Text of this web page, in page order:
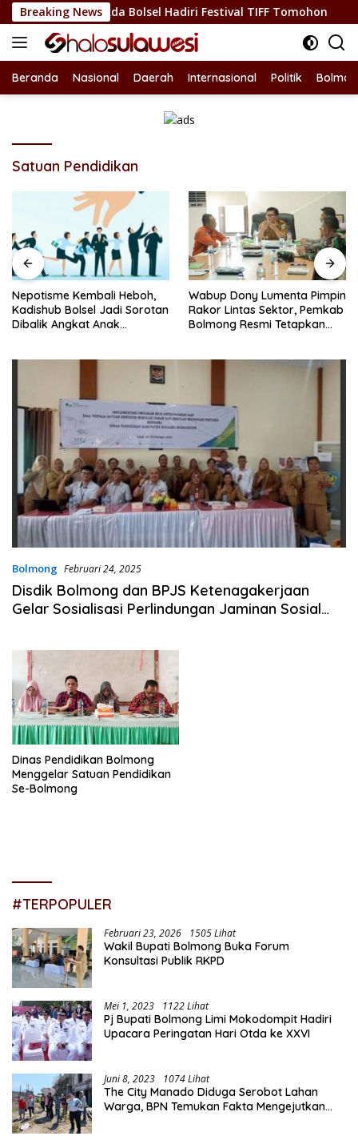
Langsung
ke
konten
Breaking News
Sekda Bolsel Hadiri Festival TIFF Tomohon
Beranda Nasional Daerah Internasional Politik
Satuan Pendidikan
Nepotisme Kembali Heboh,
Kadishub Bolsel Jadi Sorotan
Dibalik Angkat Anak
Wabup Dony Lumenta Pimpin
Rakor Lintas Sektor, Pemkab
Bolmong Resmi Tetapkan
Bolmong Februari 24, 2025
Disdik Bolmong dan BPJS Ketenagakerjaan
Gelar Sosialisasi Perlindungan Jaminan Sosial
Dinas Pendidikan Bolmong
Menggelar Satuan Pendidikan
Se-Bolmong
#TERPOPULER
Februari 23, 2026 1505 Lihat
Wakil Bupati Bolmong Buka Forum
Konsultasi Publik RKPD
Mei 1, 2023 1122 Lihat
Pj Bupati Bolmong Limi Mokodompit Hadiri
Upacara Peringatan Hari Otda ke XXVI
Juni 8, 2023 1074 Lihat
The City Manado Diduga Serobot Lahan
Warga, BPN Temukan Fakta Mengejutkan